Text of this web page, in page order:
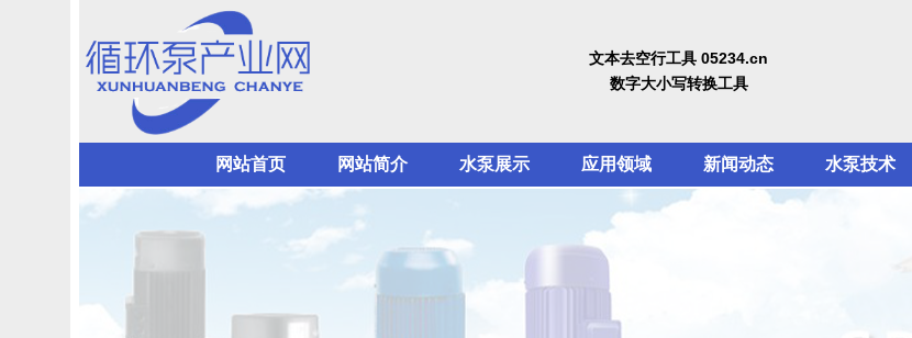
文本去空行工具 05234.cn
数字大小写转换工具
网站首页 网站简介 水泵展示 应用领域 新闻动态 水泵技术